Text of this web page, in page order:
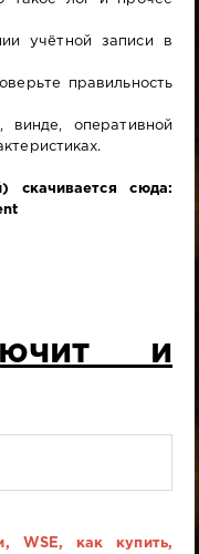
учётной записи в
правильность
оперативной
скачивается сюда:
и
WSE, как купить,